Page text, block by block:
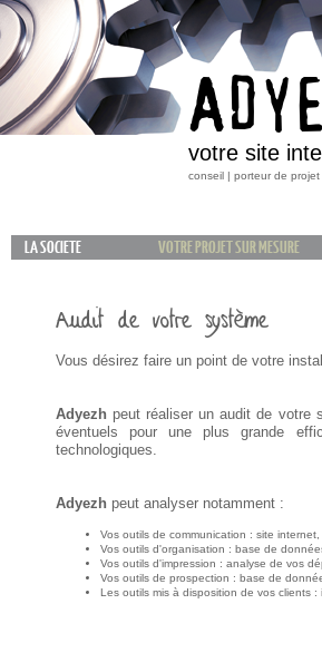
votre site
conseil | porteur de
LA SOCIETE VOTRE PROJET SUR MESURE
Audit de votre système
Vous désirez faire un point de votre
Adyezh peut réaliser un audit de votre
éventuels pour une plus grande
technologiques.
Adyezh peut analyser notamment :
Vos outils de communication : site
Vos outils d'organisation : base de
Vos outils d'impression : analyse de vos
Vos outils de prospection : base de
Les outils mis à disposition de vos clients :